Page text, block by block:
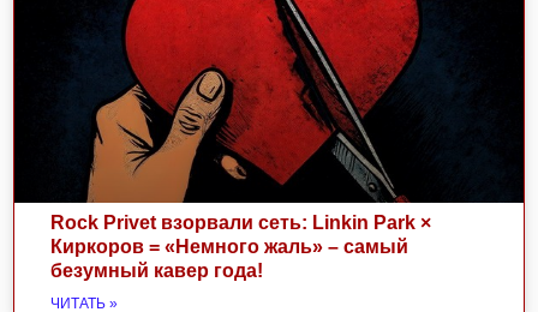
Rock Privet взорвали сеть: Linkin Park ×
Киркоров = «Немного жаль» – самый
безумный кавер года!
ЧИТАТЬ »